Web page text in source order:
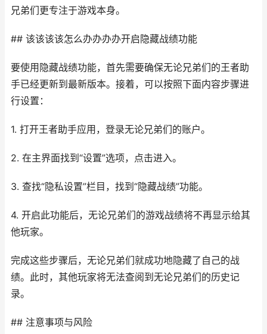
兄弟们更专注于游戏本身。
## 该该该该怎么办办办办开启隐藏战绩功能
要使用隐藏战绩功能，首先需要确保无论兄弟们的王者助
手已经更新到最新版本。接着，可以按照下面内容步骤进
行设置：
1. 打开王者助手应用，登录无论兄弟们的账户。
2. 在主界面找到“设置”选项，点击进入。
3. 查找“隐私设置”栏目，找到“隐藏战绩”功能。
4. 开启此功能后，无论兄弟们的游戏战绩将不再显示给其
他玩家。
完成这些步骤后，无论兄弟们就成功地隐藏了自己的战
绩。此时，其他玩家将无法查阅到无论兄弟们的历史记
录。
## 注意事项与风险